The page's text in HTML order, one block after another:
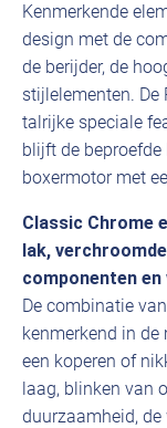
Kenmerkende
design met de
de berijder, de
stijlelementen. De
talrijke speciale
blijft de
boxermotor met
Classic Chrome
lak,
componenten en
De combinatie
kenmerkend in
een koperen of
laag, blinken van
duurzaamheid, de